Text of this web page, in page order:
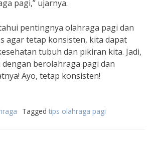
pagi,” ujarnya.
pentingnya olahraga pagi dan
agar tetap konsisten, kita dapat
tubuh dan pikiran kita. Jadi,
berolahraga pagi dan
Ayo, tetap konsisten!
Tagged tips olahraga pagi